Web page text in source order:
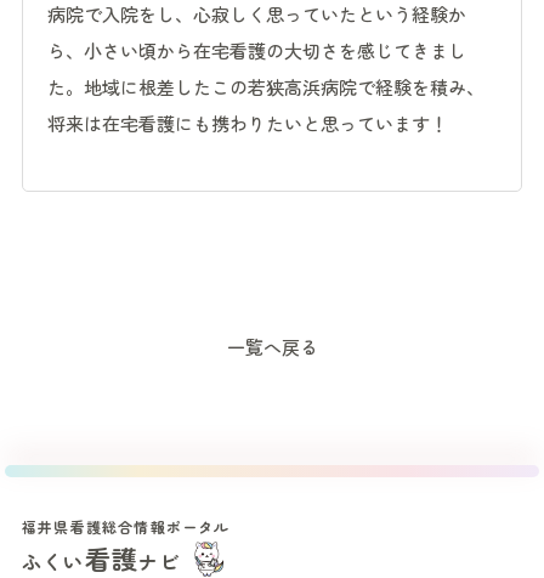
病院で入院をし、心寂しく思っていたという経験か
ら、小さい頃から在宅看護の大切さを感じてきまし
た。地域に根差したこの若狭高浜病院で経験を積み、
将来は在宅看護にも携わりたいと思っています！
一覧へ戻る
福井県看護総合情報ポータル
ふくい看護ナビ